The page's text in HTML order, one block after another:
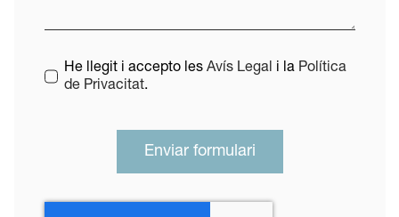
He llegit i accepto les Avís Legal i la Política
de Privacitat.
Enviar formulari